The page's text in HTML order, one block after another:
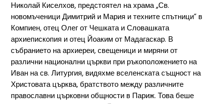
Николай Киселхов, предстоятел на храма „Св.
новомъченици Димитрий и Мария и техните спътници” в
Компиен, отец Олег от Чешката и Словашката
архиепископия и отец Йоаким от Мадагаскар. В
събранието на архиереи, свещеници и миряни от
различни национални църкви при ръкоположението на
Иван на св. Литургия, видяхме вселенската същност на
Христовата църква, братството между различните
православни църковни общности в Париж. Това беше